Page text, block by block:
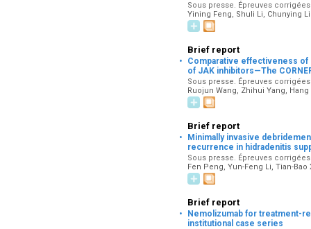
Sous presse. Épreuves
Yining Feng, Shuli Li, Chunying Li
Brief report
·
Comparative effectiveness of
of JAK inhibitors—The
Sous presse. Épreuves
Ruojun Wang, Zhihui Yang, Hang
Brief report
·
Minimally invasive
recurrence in hidradenitis
Sous presse. Épreuves
Fen Peng, Yun-Feng Li, Tian-
Brief report
·
Nemolizumab for treatment-
institutional case series